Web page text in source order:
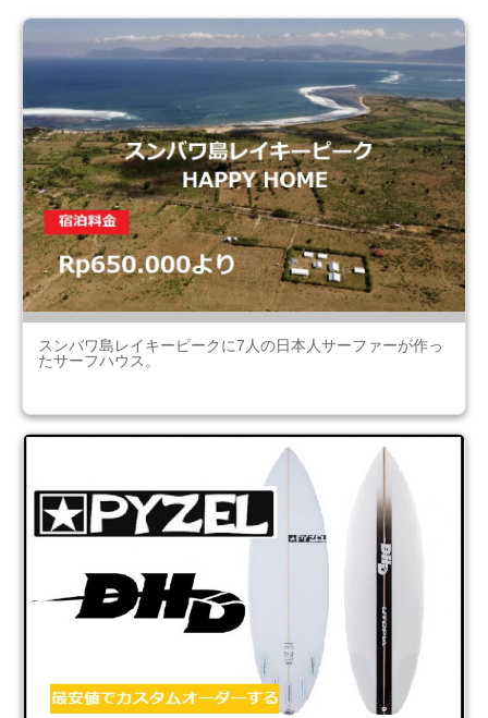
スンバワ島レイキーピークに7人の日本人サーファーが作っ
たサーフハウス。